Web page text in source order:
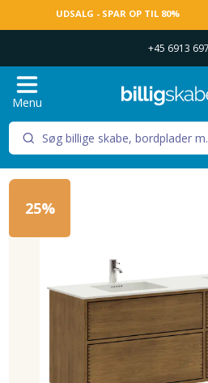
UDSALG - SPAR OP TIL 80%
+45 6913
Menu
25%